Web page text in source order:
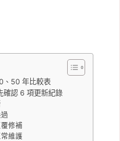
、50 年比較表
確認 6 項更新紀錄
修補
維護